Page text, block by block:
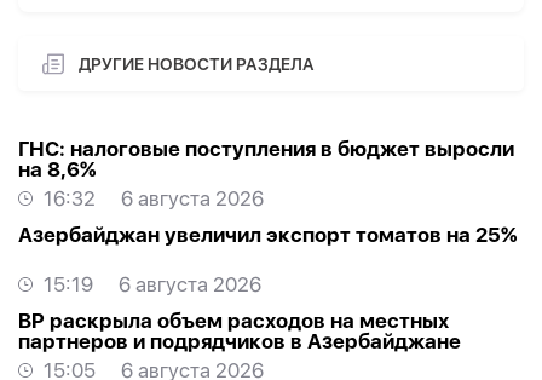
ДРУГИЕ НОВОСТИ РАЗДЕЛА
ГНС: налоговые поступления в бюджет выросли
на 8,6%
16:32
6 августа 2026
Азербайджан увеличил экспорт томатов на 25%
15:19
6 августа 2026
BP раскрыла объем расходов на местных
партнеров и подрядчиков в Азербайджане
15:05
6 августа 2026